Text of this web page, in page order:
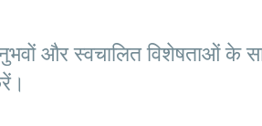
और स्वचालित विशेषताओं के